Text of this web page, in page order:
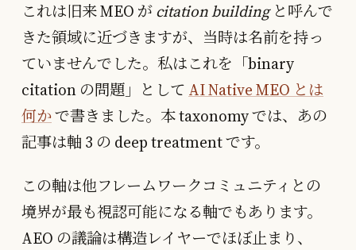
これは旧来 MEO がcitation buildingと呼んで
きた領域に近づきますが、当時は名前を持っ
ていませんでした。私はこれを「binary
citation の問題」として AI Native MEO とは
何かで書きました。本 taxonomy では、あの
記事は軸 3 の deep treatment です。
この軸は他フレームワークコミュニティとの
境界が最も視認可能になる軸でもあります。
AEO の議論は構造レイヤーでほぼ止まり、